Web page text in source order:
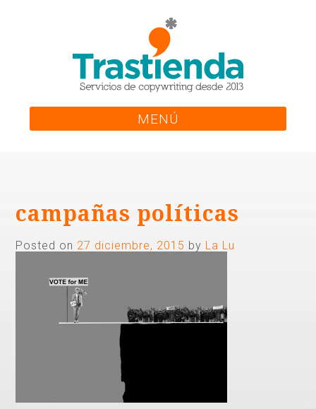
MENÚ
campañas políticas
Posted on 27 diciembre, 2015 by La Lu